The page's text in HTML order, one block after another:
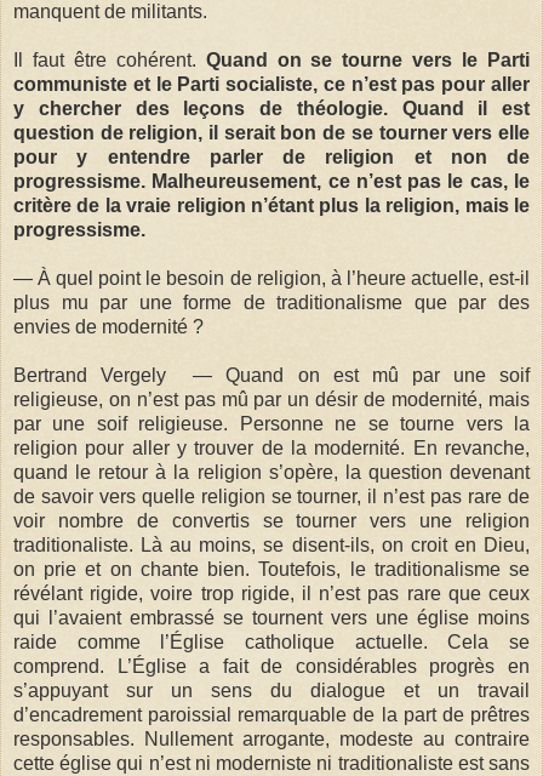
manquent de militants.
Il faut être cohérent. Quand on se tourne vers le Parti
communiste et le Parti socialiste, ce n’est pas pour aller
y chercher des leçons de théologie. Quand il est
question de religion, il serait bon de se tourner vers elle
pour y entendre parler de religion et non de
progressisme. Malheureusement, ce n’est pas le cas, le
critère de la vraie religion n’étant plus la religion, mais le
progressisme.
— À quel point le besoin de religion, à l’heure actuelle, est-il
plus mu par une forme de traditionalisme que par des
envies de modernité ?
Bertrand Vergely — Quand on est mû par une soif
religieuse, on n’est pas mû par un désir de modernité, mais
par une soif religieuse. Personne ne se tourne vers la
religion pour aller y trouver de la modernité. En revanche,
quand le retour à la religion s’opère, la question devenant
de savoir vers quelle religion se tourner, il n’est pas rare de
voir nombre de convertis se tourner vers une religion
traditionaliste. Là au moins, se disent-ils, on croit en Dieu,
on prie et on chante bien. Toutefois, le traditionalisme se
révélant rigide, voire trop rigide, il n’est pas rare que ceux
qui l’avaient embrassé se tournent vers une église moins
raide comme l’Église catholique actuelle. Cela se
comprend. L’Église a fait de considérables progrès en
s’appuyant sur un sens du dialogue et un travail
d’encadrement paroissial remarquable de la part de prêtres
responsables. Nullement arrogante, modeste au contraire
cette église qui n’est ni moderniste ni traditionaliste est sans